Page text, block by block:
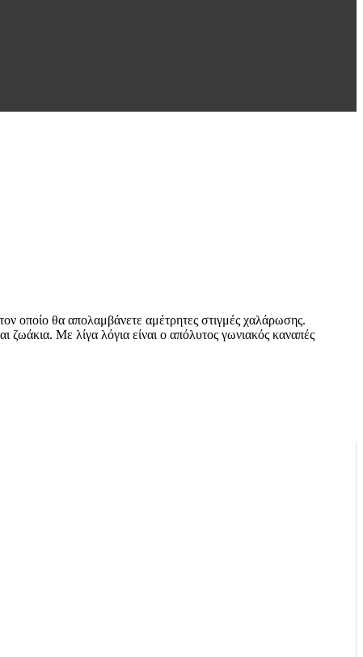
οποίο θα απολαμβάνετε αμέτρητες στιγμές χαλάρωσης.
ζωάκια. Με λίγα λόγια είναι ο απόλυτος γωνιακός καναπές